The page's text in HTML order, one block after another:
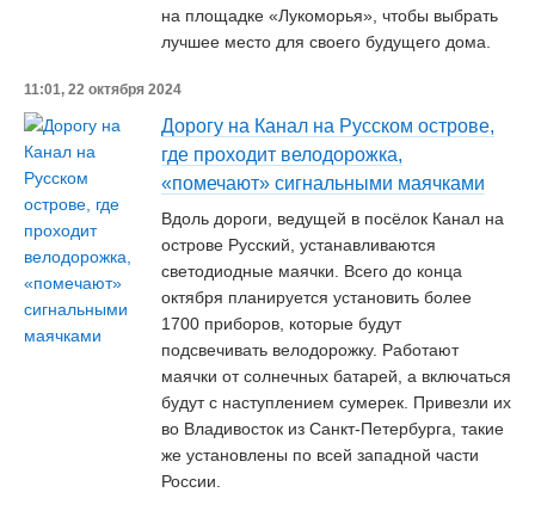
на площадке «Лукоморья», чтобы выбрать
лучшее место для своего будущего дома.
11:01, 22 октября 2024
Дорогу на Канал на Русском острове,
где проходит велодорожка,
«помечают» сигнальными маячками
Вдоль дороги, ведущей в посёлок Канал на
острове Русский, устанавливаются
светодиодные маячки. Всего до конца
октября планируется установить более
1700 приборов, которые будут
подсвечивать велодорожку. Работают
маячки от солнечных батарей, а включаться
будут с наступлением сумерек. Привезли их
во Владивосток из Санкт-Петербурга, такие
же установлены по всей западной части
России.